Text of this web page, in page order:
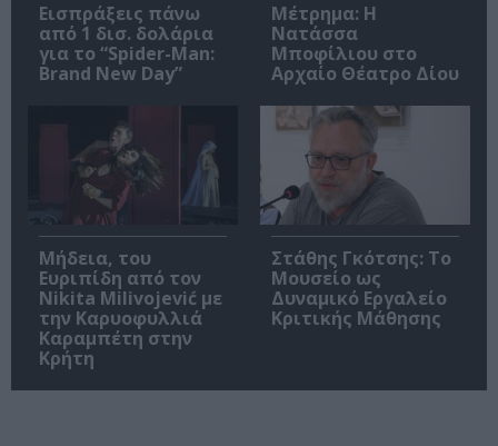
Εισπράξεις πάνω
από 1 δισ. δολάρια
για το “Spider-Man:
Brand New Day”
Μέτρημα: Η
Νατάσσα
Μποφίλιου στο
Αρχαίο Θέατρο Δίου
Μήδεια, του
Ευριπίδη από τον
Nikita Milivojević με
την Καρυοφυλλιά
Καραμπέτη στην
Κρήτη
Στάθης Γκότσης: Το
Μουσείο ως
Δυναμικό Εργαλείο
Κριτικής Μάθησης